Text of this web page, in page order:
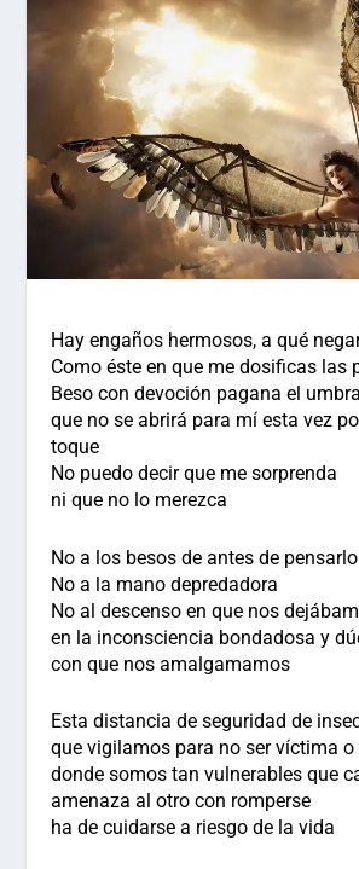
Hay engaños hermosos, a qué
Como éste en que me dosificas las
Beso con devoción pagana el
que no se abrirá para mí esta vez
toque
No puedo decir que me sorprenda
ni que no lo merezca
No a los besos de antes de pensarlo
No a la mano depredadora
No al descenso en que nos
en la inconsciencia bondadosa y
con que nos amalgamamos
Esta distancia de seguridad de
que vigilamos para no ser víctima o
donde somos tan vulnerables que
amenaza al otro con romperse
ha de cuidarse a riesgo de la vida